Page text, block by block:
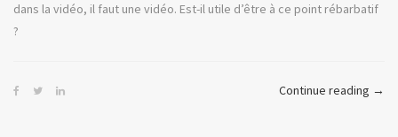
dans la vidéo, il faut une vidéo. Est-il utile d’être à ce point rébarbatif
?
Continue reading « Le
→